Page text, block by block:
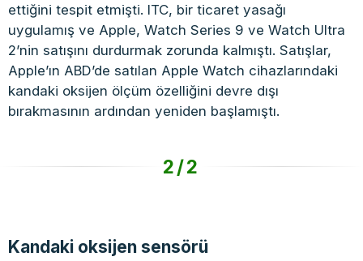
ettiğini tespit etmişti. ITC, bir ticaret yasağı
uygulamış ve Apple, Watch Series 9 ve Watch Ultra
2’nin satışını durdurmak zorunda kalmıştı. Satışlar,
Apple’ın ABD’de satılan Apple Watch cihazlarındaki
kandaki oksijen ölçüm özelliğini devre dışı
bırakmasının ardından yeniden başlamıştı.
2/2
Kandaki oksijen sensörü